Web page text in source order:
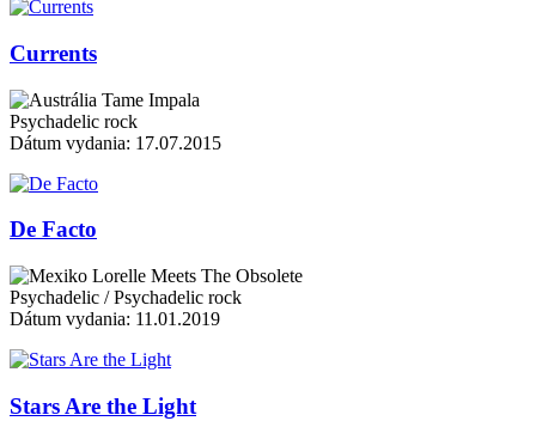
Currents
Tame Impala
Psychadelic rock
Dátum vydania: 17.07.2015
De Facto
Lorelle Meets The Obsolete
Psychadelic / Psychadelic rock
Dátum vydania: 11.01.2019
Stars Are the Light